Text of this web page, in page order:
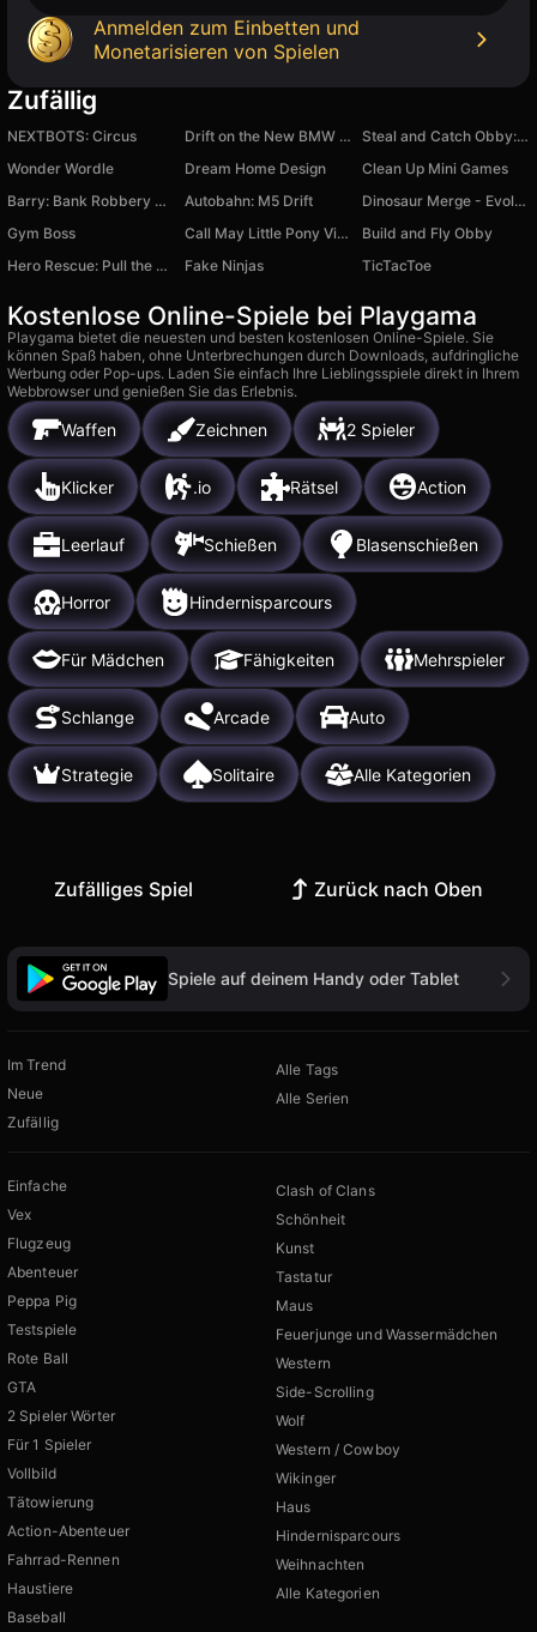
Anmelden zum Einbetten und
Monetarisieren von Spielen
Zufällig
NEXTBOTS: Circus Drift on the New BMW M5
Steal and Catch Obby: Mini-Games
Wonder Wordle
Dream Home Design
Clean Up Mini Games
Barry: Bank Robbery Robux!
Autobahn: M5 Drift
Dinosaur Merge - Evolution
Gym Boss
Call May Little Pony Virus
Build and Fly Obby
Hero Rescue: Pull the Pin Puzzle
Fake Ninjas TicTacToe
Kostenlose Online-Spiele bei Playgama
Playgama bietet die neuesten und besten kostenlosen Online-Spiele. Sie
können Spaß haben, ohne Unterbrechungen durch Downloads, aufdringliche
Werbung oder Pop-ups. Laden Sie einfach Ihre Lieblingsspiele direkt in Ihrem
Webbrowser und genießen Sie das Erlebnis.
Waffen Zeichnen 2 Spieler
Klicker .io Rätsel Action
Leerlauf Schießen Blasenschießen
Horror Hindernisparcours
Für Mädchen Fähigkeiten Mehrspieler
Schlange Arcade Auto
Strategie Solitaire Alle Kategorien
Zufälliges Spiel Zurück nach Oben
Spiele auf deinem Handy oder Tablet
Im Trend
Neue
Zufällig
Alle Tags
Alle Serien
Einfache
Vex
Flugzeug
Abenteuer
Peppa Pig
Testspiele
Rote Ball
GTA
2 Spieler Wörter
Für 1 Spieler
Vollbild
Tätowierung
Action-Abenteuer
Fahrrad-Rennen
Haustiere
Baseball
Clash of Clans
Schönheit
Kunst
Tastatur
Maus
Feuerjunge und Wassermädchen
Western
Side-Scrolling
Wolf
Western / Cowboy
Wikinger
Haus
Hindernisparcours
Weihnachten
Alle Kategorien